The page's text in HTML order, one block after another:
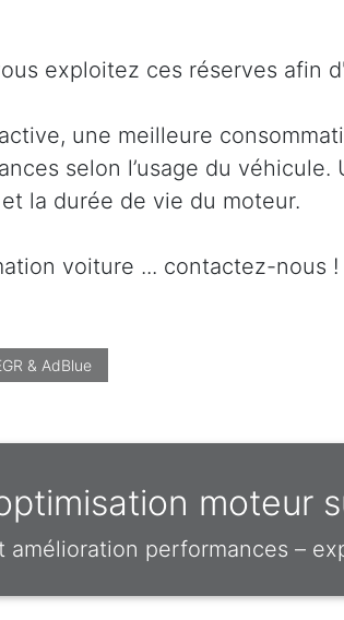
exploitez ces réserves afin
une meilleure
selon l’usage du véhicule.
la durée de vie du moteur.
voiture ... contactez-nous !
& AdBlue
moteur
performances –